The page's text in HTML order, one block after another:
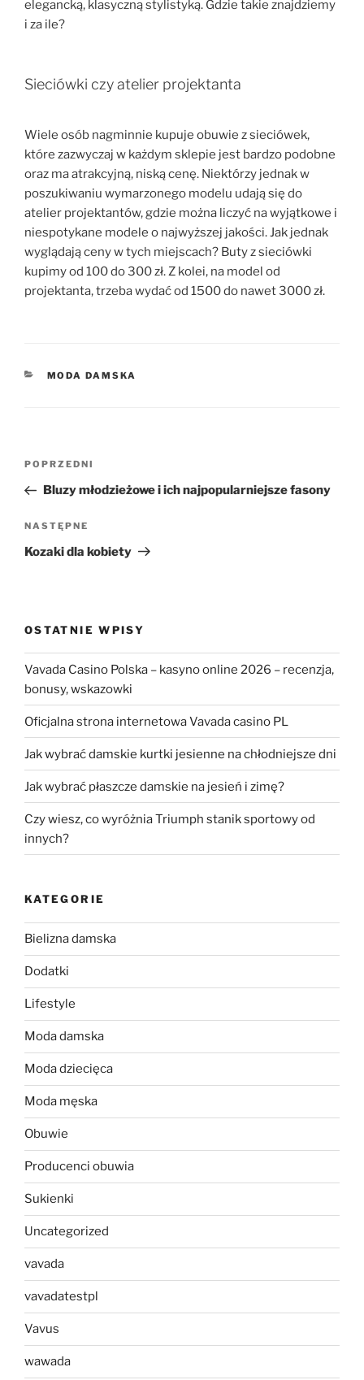
elegancką, klasyczną stylistyką. Gdzie takie znajdziemy
i za ile?
Sieciówki czy atelier projektanta
Wiele osób nagminnie kupuje obuwie z sieciówek,
które zazwyczaj w każdym sklepie jest bardzo podobne
oraz ma atrakcyjną, niską cenę. Niektórzy jednak w
poszukiwaniu wymarzonego modelu udają się do
atelier projektantów, gdzie można liczyć na wyjątkowe i
niespotykane modele o najwyższej jakości. Jak jednak
wyglądają ceny w tych miejscach? Buty z sieciówki
kupimy od 100 do 300 zł. Z kolei, na model od
projektanta, trzeba wydać od 1500 do nawet 3000 zł.
KATEGORIE
MODA DAMSKA
Nawigacja
Poprzedni
wpis
POPRZEDNI
Bluzy młodzieżowe i ich najpopularniejsze fasony
Następny
wpis
NASTĘPNE
Kozaki dla kobiety
OSTATNIE WPISY
Vavada Casino Polska – kasyno online 2026 – recenzja,
bonusy, wskazowki
Oficjalna strona internetowa Vavada casino PL
Jak wybrać damskie kurtki jesienne na chłodniejsze dni
Jak wybrać płaszcze damskie na jesień i zimę?
Czy wiesz, co wyróżnia Triumph stanik sportowy od
innych?
KATEGORIE
Bielizna damska
Dodatki
Lifestyle
Moda damska
Moda dziecięca
Moda męska
Obuwie
Producenci obuwia
Sukienki
Uncategorized
vavada
vavadatestpl
Vavus
wawada